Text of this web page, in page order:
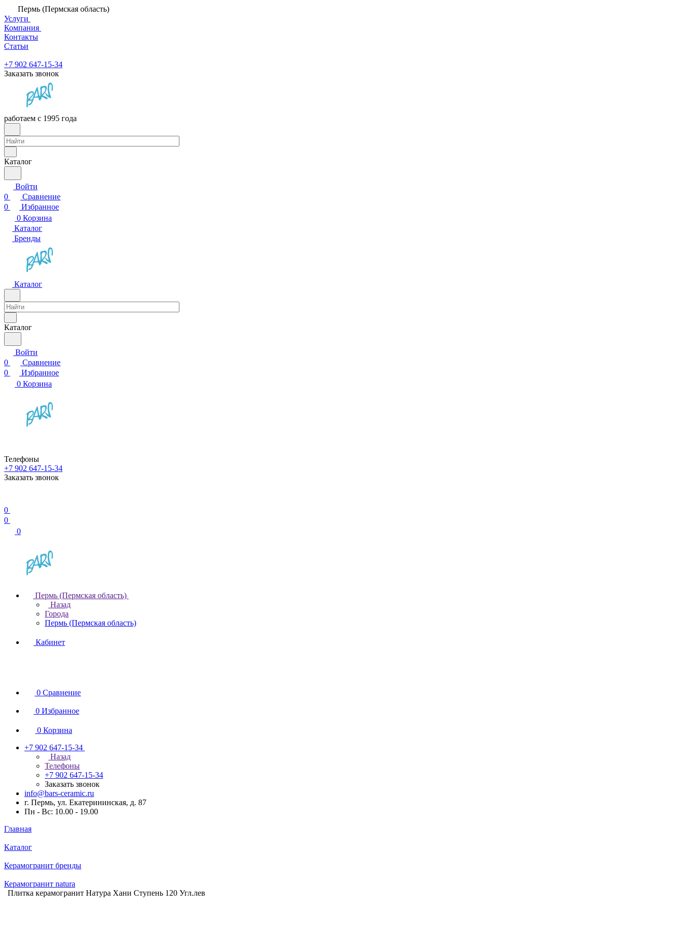
Пермь (Пермская область)
Услуги
Компания
Контакты
Статьи
+7 902 647-15-34
Заказать звонок
работаем с 1995 года
Каталог
Войти
0
Сравнение
0
Избранное
0 Корзина
Каталог
Бренды
Каталог
Каталог
Войти
0
Сравнение
0
Избранное
0 Корзина
Телефоны
+7 902 647-15-34
Заказать звонок
0
0
0
Пермь (Пермская область)
Назад
Города
Пермь (Пермская область)
Кабинет
0 Сравнение
0 Избранное
0 Корзина
+7 902 647-15-34
Назад
Телефоны
+7 902 647-15-34
Заказать звонок
info@bars-ceramic.ru
г. Пермь, ул. Екатерининская, д. 87
Пн - Вс: 10.00 - 19.00
Главная
Каталог
Керамогранит бренды
Керамогранит natura
Плитка керамогранит Натура Хани Ступень 120 Угл.лев